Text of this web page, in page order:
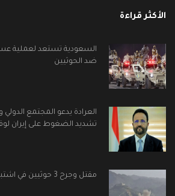
الأكثر قراءة
السعودية تستعد لعملية
ضد الحوثيين
العرادة يدعو المجتمع
تشديد الضغوط على إيران
مقتل وجرح 3 حوثيين في اشتباكات غرب تعز